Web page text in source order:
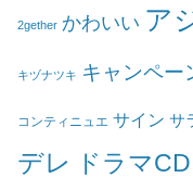
2gether かわいい ア
キヅナツキ キャンペー
コンティニュエ サイン サ
デレ ドラマCD